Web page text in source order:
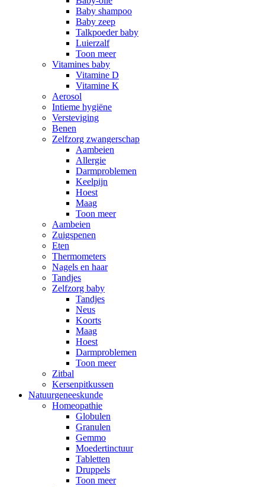
Baby shampoo
Baby zeep
Talkpoeder baby
Luierzalf
Toon meer
Vitamines baby
Vitamine D
Vitamine K
Aerosol
Intieme hygiëne
Versteviging
Benen
Zelfzorg zwangerschap
Aambeien
Allergie
Darmproblemen
Keelpijn
Hoest
Maag
Toon meer
Aambeien
Zuigspenen
Eten
Thermometers
Nagels en haar
Tandjes
Zelfzorg baby
Tandjes
Neus
Koorts
Maag
Hoest
Darmproblemen
Toon meer
Zitbal
Kersenpitkussen
Natuurgeneeskunde
Homeopathie
Globulen
Granulen
Gemmo
Moedertinctuur
Tabletten
Druppels
Toon meer